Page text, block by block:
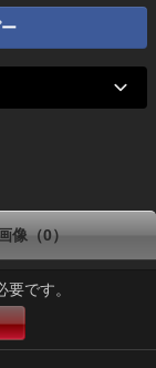
像（0）
です。